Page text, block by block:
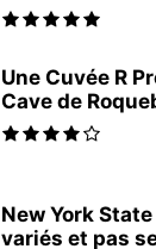
Une Cuvée R
Cave de
New York
variés et pas